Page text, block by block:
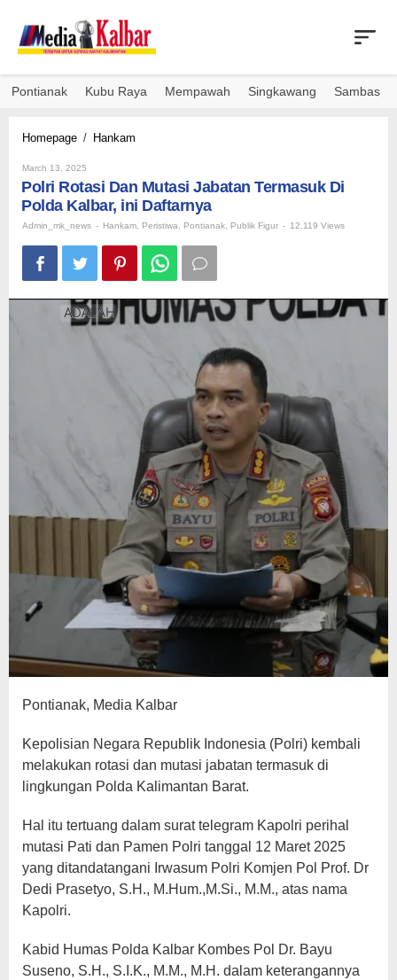
content
Pontianak Kubu Raya Mempawah Singkawang Sambas
Homepage / Hankam
Mutasi
Jabatan
Di
Polda
Kalbar,
ini
Daftarnya
March 13, 2025
Polri Rotasi Dan Mutasi Jabatan Termasuk Di
Polda Kalbar, ini Daftarnya
Admin_mk_news - Hankam Peristiwa Pontianak Publik Figur - 12,119 Views
Pontianak, Media Kalbar
Kepolisian Negara Republik Indonesia (Polri) kembali
melakukan rotasi dan mutasi jabatan termasuk di
lingkungan Polda Kalimantan Barat.
Hal itu tertuang dalam surat telegram Kapolri perihal
mutasi Pati dan Pamen Polri tanggal 12 Maret 2025
yang ditandatangani Irwasum Polri Komjen Pol Prof. Dr
Dedi Prasetyo, S.H., M.Hum.,M.Si., M.M., atas nama
Kapolri.
Kabid Humas Polda Kalbar Kombes Pol Dr. Bayu
Suseno, S.H., S.I.K., M.M., M.H. dalam keterangannya